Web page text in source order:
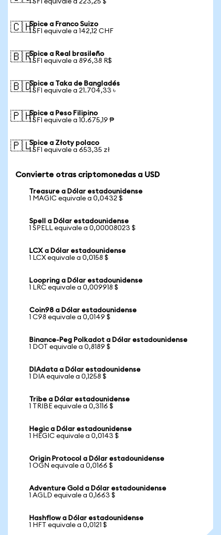
1 SFI equivale a 223,25 $
🇨🇭Spice a Franco Suizo
1 SFI equivale a 142,12 CHF
🇧🇷Spice a Real brasileño
1 SFI equivale a 896,38 R$
🇧🇩Spice a Taka de Bangladés
1 SFI equivale a 21.704,33 ৳
🇵🇭Spice a Peso Filipino
1 SFI equivale a 10.675,19 ₱
🇵🇱Spice a Złoty polaco
1 SFI equivale a 653,35 zł
Convierte otras criptomonedas a USD
Treasure a Dólar estadounidense
1 MAGIC equivale a 0,0432 $
Spell a Dólar estadounidense
1 SPELL equivale a 0,00008023 $
LCX a Dólar estadounidense
1 LCX equivale a 0,0158 $
Loopring a Dólar estadounidense
1 LRC equivale a 0,009918 $
Coin98 a Dólar estadounidense
1 C98 equivale a 0,0149 $
Binance-Peg Polkadot a Dólar estadounidense
1 DOT equivale a 0,8189 $
DIAdata a Dólar estadounidense
1 DIA equivale a 0,1258 $
Tribe a Dólar estadounidense
1 TRIBE equivale a 0,3116 $
Hegic a Dólar estadounidense
1 HEGIC equivale a 0,0143 $
Origin Protocol a Dólar estadounidense
1 OGN equivale a 0,0166 $
Adventure Gold a Dólar estadounidense
1 AGLD equivale a 0,1663 $
Hashflow a Dólar estadounidense
1 HFT equivale a 0,0121 $